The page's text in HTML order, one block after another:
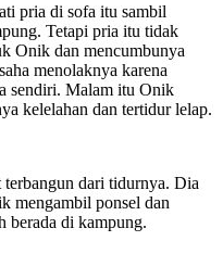
pria di sofa itu sambil
Tetapi pria itu tidak
Onik dan mencumbunya
menolaknya karena
sendiri. Malam itu Onik
kelelahan dan tertidur lelap.
dari tidurnya. Dia
mengambil ponsel dan
berada di kampung.